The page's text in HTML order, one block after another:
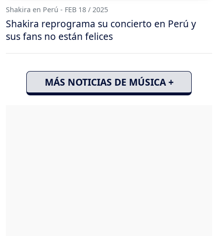
Shakira en Perú - FEB 18 / 2025
Shakira reprograma su concierto en Perú y
sus fans no están felices
MÁS NOTICIAS DE MÚSICA +